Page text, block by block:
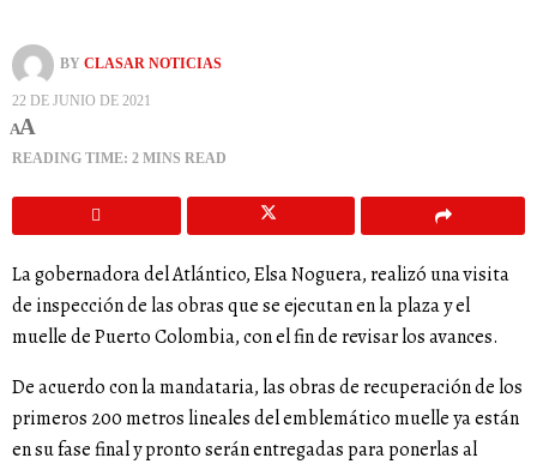
BY CLASAR NOTICIAS
22 DE JUNIO DE 2021
AA
READING TIME: 2 MINS READ
La gobernadora del Atlántico, Elsa Noguera, realizó una visita
de inspección de las obras que se ejecutan en la plaza y el
muelle de Puerto Colombia, con el fin de revisar los avances.
De acuerdo con la mandataria, las obras de recuperación de los
primeros 200 metros lineales del emblemático muelle ya están
en su fase final y pronto serán entregadas para ponerlas al